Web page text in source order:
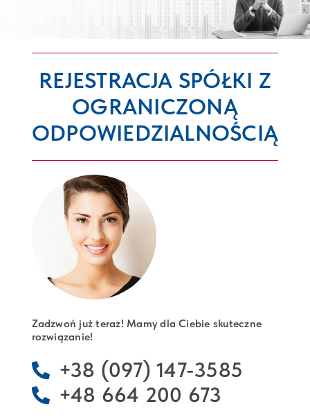
USŁUGI KSIĘGOWE
USŁUGI KADROWE
REJESTRACJA FIRM
LEGALIZACJA POBYTU W POLSCE
KONTAKT
REJESTRACJA SPÓŁKI Z
OGRANICZONĄ
ODPOWIEDZIALNOŚCIĄ
Zadzwoń już teraz! Mamy dla Ciebie skuteczne
rozwiązanie!
+38 (097) 147-3585
+48 664 200 673